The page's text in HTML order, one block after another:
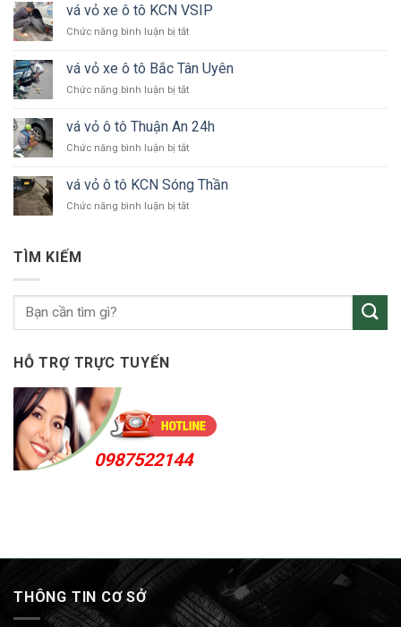
vỏ
xe
ô
24h
Dương
vá vỏ xe ô tô KCN VSIP
Chức năng bình luận bị tắtở
vỏ
xe
ô
KCN
vá vỏ xe ô tô Bắc Tân Uyên
Chức năng bình luận bị tắtở
vỏ
xe
ô
Bắc
Tân
Uyên
vá vỏ ô tô Thuận An 24h
Chức năng bình luận bị tắtở
ô
tô
vá vỏ ô tô KCN Sóng Thần
Chức năng bình luận bị tắtở
Sóng
TÌM KIẾM
HỖ TRỢ TRỰC TUYẾN
0987522144
THÔNG TIN CƠ SỞ